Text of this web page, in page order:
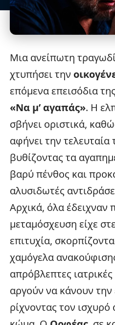
Μια ανείπωτη
χτυπήσει την
επόμενα επεισόδια
«Να μ’ αγαπάς». Η
σβήνει οριστικά,
αφήνει την τελευταία
βυθίζοντας τα
βαρύ πένθος και
αλυσιδωτές
Αρχικά, όλα έδειχναν
μεταμόσχευση είχε
επιτυχία,
χαμόγελα
απρόβλεπτες
αργούν να κάνουν
ρίχνοντας τον